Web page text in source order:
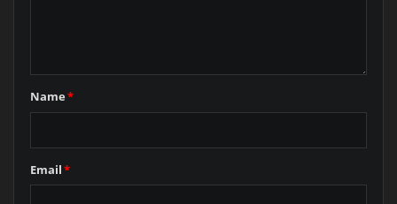
Name*
Email*